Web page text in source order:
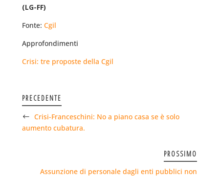
(LG-FF)
Fonte: Cgil
Approfondimenti
Crisi: tre proposte della Cgil
PRECEDENTE
Crisi-Franceschini: No a piano casa se è solo
aumento cubatura.
PROSSIMO
Assunzione di personale dagli enti pubblici non